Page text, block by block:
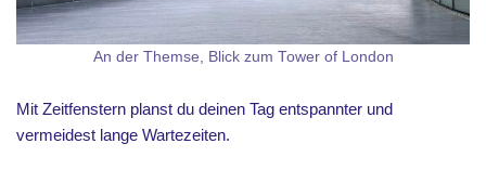
An der Themse, Blick zum Tower of London
Mit Zeitfenstern planst du deinen Tag entspannter und
vermeidest lange Wartezeiten.